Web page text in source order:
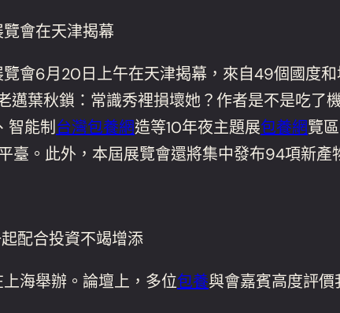
會在天津揭幕
6月20日上午在天津揭幕，來自49個國度和
邁葉秋鎖：常識秀裡損壞她？作者是不是吃了
智能制 台灣包養網造等10年夜主題展包養網覽
臺。此外，本屆展覽會還將集中發布94項新
配合投資不竭增添
舉辦。論壇上，多位包養與會嘉賓高度評